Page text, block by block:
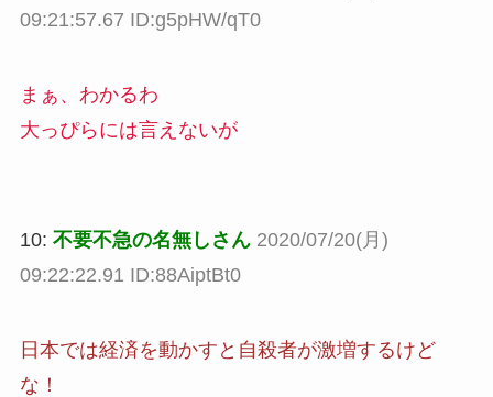
09:21:57.67 ID:g5pHW/qT0
まぁ、わかるわ
大っぴらには言えないが
10: 不要不急の名無しさん 2020/07/20(月)
09:22:22.91 ID:88AiptBt0
日本では経済を動かすと自殺者が激増するけど
な！